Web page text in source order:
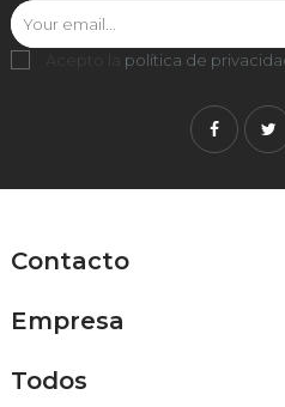
Acepto la política de
Contacto
Empresa
Todos